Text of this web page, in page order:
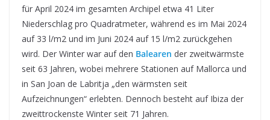
für April 2024 im gesamten Archipel etwa 41 Liter
Niederschlag pro Quadratmeter, während es im Mai 2024
auf 33 l/m2 und im Juni 2024 auf 15 l/m2 zurückgehen
wird. Der Winter war auf den Balearen der zweitwärmste
seit 63 Jahren, wobei mehrere Stationen auf Mallorca und
in San Joan de Labritja „den wärmsten seit
Aufzeichnungen“ erlebten. Dennoch besteht auf Ibiza der
zweittrockenste Winter seit 71 Jahren.